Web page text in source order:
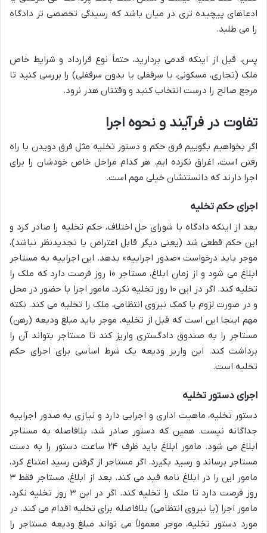
ادعاهای پیچیده تری در میان باشد که رسیدگی تخصصی تر دادگاه
را می طلبد.
پس، قبل از اینکه قدمی بردارید، حتماً نوع قرارداد و شرایط خاص
ملک (تجاری، مسکونی، با سرقفلی یا بدون سرقفلی) را بررسی کنید تا
مرجع صالح را درست انتخاب کنید و وقتتان هدر نرود.
تفاوت در فرآیند و نحوه اجرا
اگر بخواهیم بگوییم فرق حکم و دستور تخلیه مثل فرق دویدن با راه
رفتن است، اغراق نکرده ایم. هر کدام مراحل خاص خودشان را برای
اجرا دارند که دانستنشان خیلی مهم است.
اجرای حکم تخلیه
بعد از اینکه دادگاه یا شورای حل اختلاف، حکم تخلیه را صادر کرد و
این حکم قطعی شد (یعنی دیگر قابل اعتراض یا تجدیدنظر نباشد)،
موجر باید درخواست «صدور اجراییه» بدهد. این اجراییه به مستاجر
ابلاغ می شود و از زمان ابلاغ، مستاجر ۱۰ روز فرصت دارد که ملک را
تخلیه کند. اگر در این ۱۰ روز تخلیه نکرد، مامور اجرا با حضور در محل
و در صورت لزوم با کمک نیروی انتظامی، ملک را تخلیه می کند. نکته
مهم اینجا این است که قبل از تخلیه، موجر باید مبلغ ودیعه (رهن)
مستاجر را به صندوق دادگستری واریز کند تا مستاجر بتواند آن را
برداشت کند. این واریز ودیعه یک شرط اساسی برای اجرای حکم
تخلیه است.
اجرای دستور تخلیه
دستور تخلیه، ماهیت اداری و اجرایی دارد و نیازی به صدور اجراییه
جداگانه نیست. همین که دستور صادر شد، بلافاصله به مستاجر
ابلاغ می شود. مامور ابلاغ باید ظرف ۲۴ ساعت دستور را به دست
مستاجر برساند و رسید بگیرد. اگر مستاجر از گرفتن رسید امتناع کرد،
مامور این را در ابلاغ نامه قید می کند. بعد از ابلاغ، مستاجر فقط ۳
روز فرصت دارد تا ملک را تخلیه کند. اگر در این ۳ روز تخلیه نکرد،
مامور اجرا (یا نیروی انتظامی) بلافاصله برای تخلیه اقدام می کند. در
مورد دستور تخلیه، موجر معمولاً می تواند مبلغ ودیعه مستاجر را